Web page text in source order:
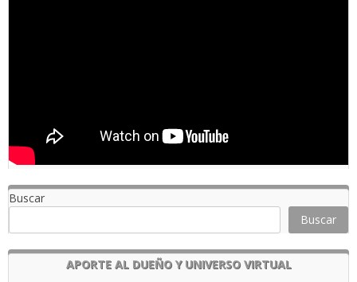
Buscar
Buscar
APORTE AL DUEÑO Y UNIVERSO VIRTUAL